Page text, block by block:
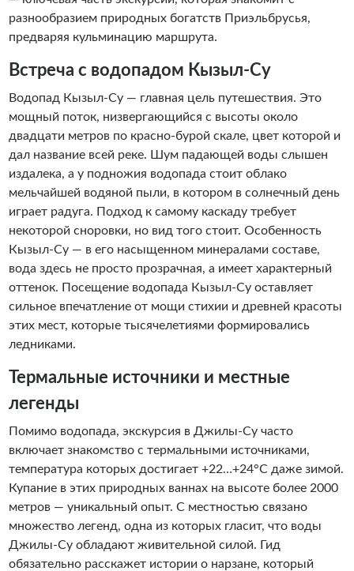
разнообразием природных богатств Приэльбрусья,
предваряя кульминацию маршрута.
Встреча с водопадом Кызыл-Су
Водопад Кызыл-Су — главная цель путешествия. Это
мощный поток, низвергающийся с высоты около
двадцати метров по красно-бурой скале, цвет которой и
дал название всей реке. Шум падающей воды слышен
издалека, а у подножия водопада стоит облако
мельчайшей водяной пыли, в котором в солнечный день
играет радуга. Подход к самому каскаду требует
некоторой сноровки, но вид того стоит. Особенность
Кызыл-Су — в его насыщенном минералами составе,
вода здесь не просто прозрачная, а имеет характерный
оттенок. Посещение водопада Кызыл-Су оставляет
сильное впечатление от мощи стихии и древней красоты
этих мест, которые тысячелетиями формировались
ледниками.
Термальные источники и местные
легенды
Помимо водопада, экскурсия в Джилы-Су часто
включает знакомство с термальными источниками,
температура которых достигает +22…+24°C даже зимой.
Купание в этих природных ваннах на высоте более 2000
метров — уникальный опыт. С местностью связано
множество легенд, одна из которых гласит, что воды
Джилы-Су обладают живительной силой. Гид
обязательно расскажет истории о нарзане, который